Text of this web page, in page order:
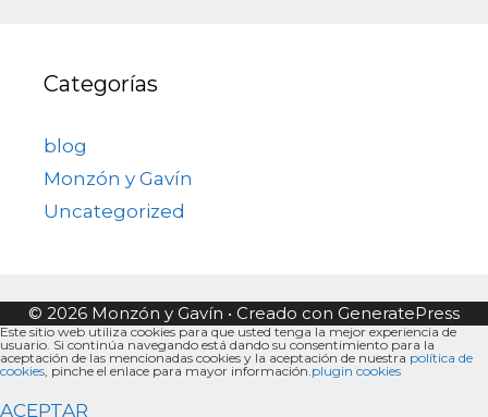
Categorías
blog
Monzón y Gavín
Uncategorized
© 2026 Monzón y Gavín • Creado con GeneratePress
Este sitio web utiliza cookies para que usted tenga la mejor experiencia de
usuario. Si continúa navegando está dando su consentimiento para la
aceptación de las mencionadas cookies y la aceptación de nuestra política de
cookies , pinche el enlace para mayor información. plugin cookies
ACEPTAR